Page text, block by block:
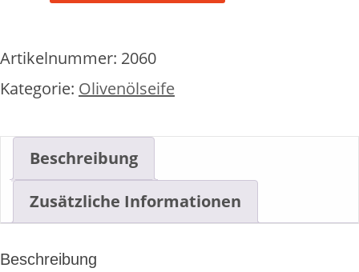
Artikelnummer: 2060
Kategorie: Olivenölseife
Beschreibung
Zusätzliche Informationen
Beschreibung